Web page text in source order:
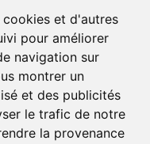
et d'autres
pour améliorer
navigation sur
montrer un
et des publicités
le trafic de notre
la provenance
et choisissez le retrait
toute simplicité.